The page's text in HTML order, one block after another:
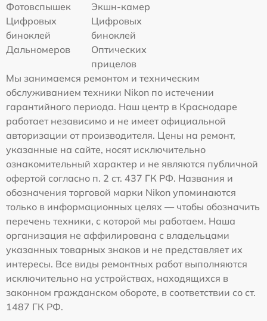
Фотовспышек
Экшн-камер
Цифровых
биноклей
Цифровых
биноклей
Дальномеров
Оптических
прицелов
Мы занимаемся ремонтом и техническим
обслуживанием техники Nikon по истечении
гарантийного периода. Наш центр в Краснодаре
работает независимо и не имеет официальной
авторизации от производителя. Цены на ремонт,
указанные на сайте, носят исключительно
ознакомительный характер и не являются публичной
офертой согласно п. 2 ст. 437 ГК РФ. Названия и
обозначения торговой марки Nikon упоминаются
только в информационных целях — чтобы обозначить
перечень техники, с которой мы работаем. Наша
организация не аффилирована с владельцами
указанных товарных знаков и не представляет их
интересы. Все виды ремонтных работ выполняются
исключительно на устройствах, находящихся в
законном гражданском обороте, в соответствии со ст.
1487 ГК РФ.